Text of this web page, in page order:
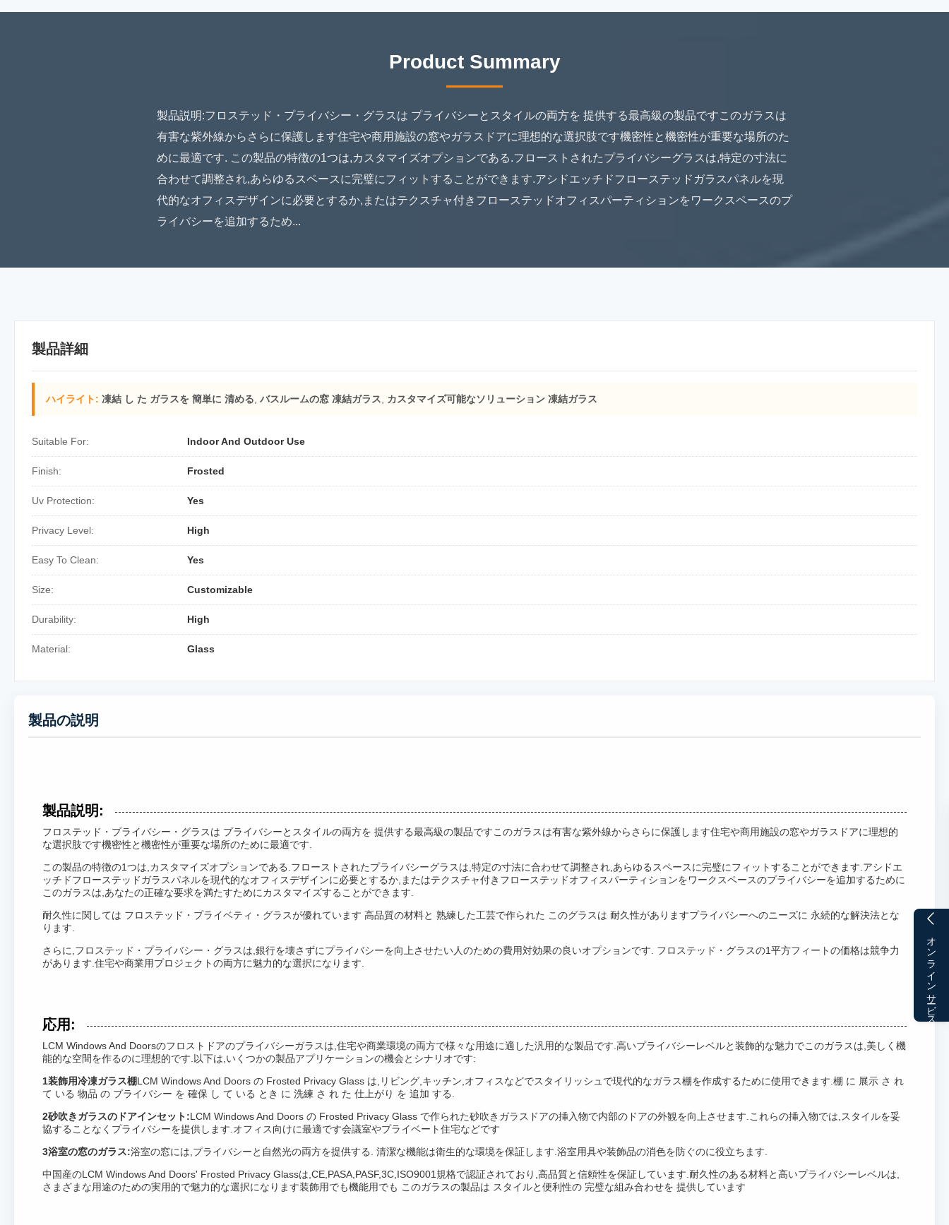
オンラインサービス
Product Summary
製品説明:フロステッド・プライバシー・グラスは プライバシーとスタイルの両方を 提供する最高級の製品ですこのガラスは
有害な紫外線からさらに保護します住宅や商用施設の窓やガラスドアに理想的な選択肢です機密性と機密性が重要な場所のた
めに最適です. この製品の特徴の1つは,カスタマイズオプションである.フローストされたプライバシーグラスは,特定の寸法に
合わせて調整され,あらゆるスペースに完璧にフィットすることができます.アシドエッチドフローステッドガラスパネルを現
代的なオフィスデザインに必要とするか,またはテクスチャ付きフローステッドオフィスパーティションをワークスペースのプ
ライバシーを追加するため...
製品詳細
ハイライト: 凍結 し た ガラスを 簡単に 清める バスルームの窓 凍結ガラス カスタマイズ可能なソリューション 凍結ガラス
Suitable For: Indoor And Outdoor Use
Finish: Frosted
Uv Protection: Yes
Privacy Level: High
Easy To Clean: Yes
Size: Customizable
Durability: High
Material: Glass
製品の説明
製品説明:
フロステッド・プライバシー・グラスは プライバシーとスタイルの両方を 提供する最高級の製品ですこのガラスは有害な紫外線からさらに保護します住宅や商用施設の窓やガラスドアに理想的
な選択肢です機密性と機密性が重要な場所のために最適です.
この製品の特徴の1つは,カスタマイズオプションである.フローストされたプライバシーグラスは,特定の寸法に合わせて調整され,あらゆるスペースに完璧にフィットすることができます.アシドエ
ッチドフローステッドガラスパネルを現代的なオフィスデザインに必要とするか,またはテクスチャ付きフローステッドオフィスパーティションをワークスペースのプライバシーを追加するために
このガラスは,あなたの正確な要求を満たすためにカスタマイズすることができます.
耐久性に関しては フロステッド・プライベティ・グラスが優れています 高品質の材料と 熟練した工芸で作られた このグラスは 耐久性がありますプライバシーへのニーズに 永続的な解決法とな
ります.
さらに,フロステッド・プライバシー・グラスは,銀行を壊さずにプライバシーを向上させたい人のための費用対効果の良いオプションです. フロステッド・グラスの1平方フィートの価格は競争力
があります.住宅や商業用プロジェクトの両方に魅力的な選択になります.
応用:
LCM Windows And Doorsのフロストドアのプライバシーガラスは,住宅や商業環境の両方で様々な用途に適した汎用的な製品です.高いプライバシーレベルと装飾的な魅力でこのガラスは,美しく機
能的な空間を作るのに理想的です.以下は,いくつかの製品アプリケーションの機会とシナリオです:
1装飾用冷凍ガラス棚LCM Windows And Doors の Frosted Privacy Glass は,リビング,キッチン,オフィスなどでスタイリッシュで現代的なガラス棚を作成するために使用できます.棚 に 展示 さ れ
て いる 物品 の プライバシー を 確保 し て いる とき に 洗練 さ れ た 仕上がり を 追加 する.
2砂吹きガラスのドアインセット:LCM Windows And Doors の Frosted Privacy Glass で作られた砂吹きガラスドアの挿入物で内部のドアの外観を向上させます.これらの挿入物では,スタイルを妥
協することなくプライバシーを提供します.オフィス向けに最適です会議室やプライベート住宅などです
3浴室の窓のガラス:浴室の窓には,プライバシーと自然光の両方を提供する. 清潔な機能は衛生的な環境を保証します.浴室用具や装飾品の消色を防ぐのに役立ちます.
中国産のLCM Windows And Doors' Frosted Privacy Glassは,CE,PASA,PASF,3C,ISO9001規格で認証されており,高品質と信頼性を保証しています.耐久性のある材料と高いプライバシーレベルは,
さまざまな用途のための実用的で魅力的な選択になります装飾用でも機能用でも このガラスの製品は スタイルと便利性の 完璧な組み合わせを 提供しています